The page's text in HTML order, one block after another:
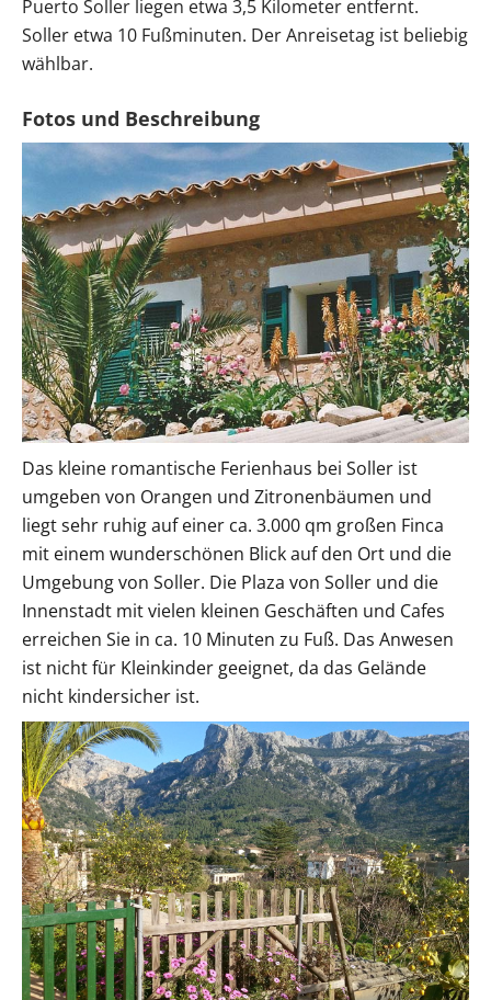
Puerto Soller liegen etwa 3,5 Kilometer entfernt.
Soller etwa 10 Fußminuten. Der Anreisetag ist beliebig
wählbar.
Das kleine romantische Ferienhaus bei Soller ist
umgeben von Orangen und Zitronenbäumen und
liegt sehr ruhig auf einer ca. 3.000 qm großen Finca
mit einem wunderschönen Blick auf den Ort und die
Umgebung von Soller. Die Plaza von Soller und die
Innenstadt mit vielen kleinen Geschäften und Cafes
erreichen Sie in ca. 10 Minuten zu Fuß. Das Anwesen
ist nicht für Kleinkinder geeignet, da das Gelände
nicht kindersicher ist.